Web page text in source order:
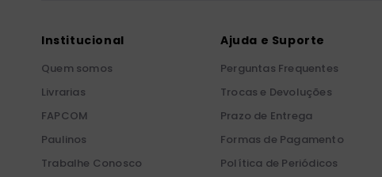
Institucional
Quem somos
Livrarias
FAPCOM
Paulinos
Trabalhe Conosco
Ajuda e Suporte
Perguntas Frequentes
Trocas e Devoluções
Prazo de Entrega
Formas de Pagamento
Política de Periódicos